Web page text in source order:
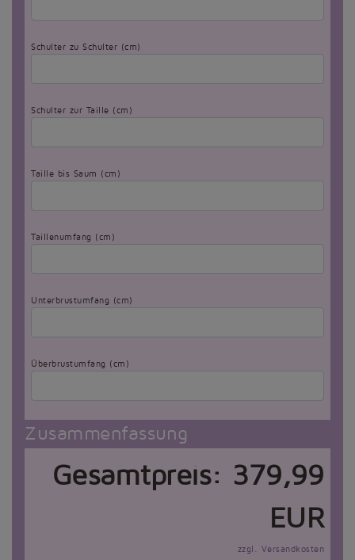
Schulter zu Schulter (cm)
Schulter zur Taille (cm)
Taille bis Saum (cm)
Taillenumfang (cm)
Unterbrustumfang (cm)
Überbrustumfang (cm)
Zusammenfassung
Gesamtpreis: 379,99
EUR
zzgl. Versandkosten